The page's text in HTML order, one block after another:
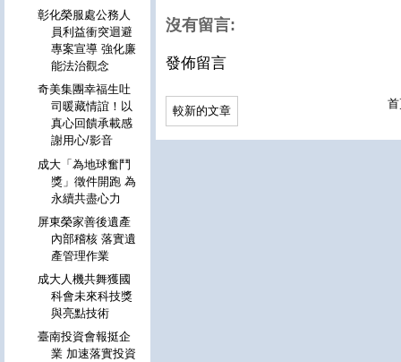
沒有留言:
發佈留言
較新的文章
彰化榮服處公務人
員利益衝突迴避
專案宣導 強化廉
能法治觀念
奇美集團幸福生吐
司暖藏情誼！以
真心回饋承載感
謝用心/影音
成大「為地球奮鬥
獎」徵件開跑 為
永續共盡心力
屏東榮家善後遺產
內部稽核 落實遺
產管理作業
成大人機共舞獲國
科會未來科技獎
與亮點技術
臺南投資會報挺企
業 加速落實投資